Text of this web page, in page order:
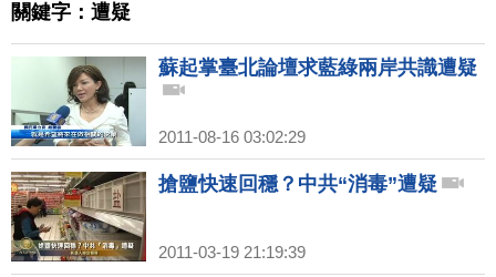
關鍵字：遭疑
蘇起掌臺北論壇求藍綠兩岸共識遭疑
2011-08-16 03:02:29
搶鹽快速回穩？中共“消毒”遭疑
2011-03-19 21:19:39